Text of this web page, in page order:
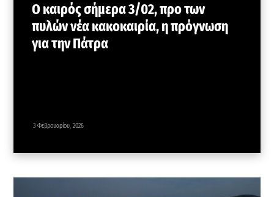
Ο καιρός σήμερα 3/02, προ των
πυλών νέα κακοκαιρία, η πρόγνωση
για την Πάτρα
3 Φεβρουαρίου, 2026